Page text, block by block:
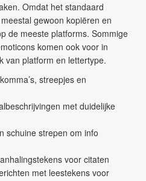
Omdat het standaard
gewoon kopiëren en
de meeste platforms. Sommige
komen ook voor in
van platform en lettertype.
streepjes en
met duidelijke
schuine strepen om info
voor citaten
met leestekens voor